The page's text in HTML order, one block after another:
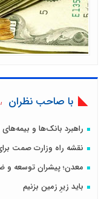
با صاحب نظران
راهبرد بانک‌ها و بیمه‌های
نقشه راه وزارت صمت
معدن؛ پیشران توسعه و
باید زیرِ زمین بزنیم